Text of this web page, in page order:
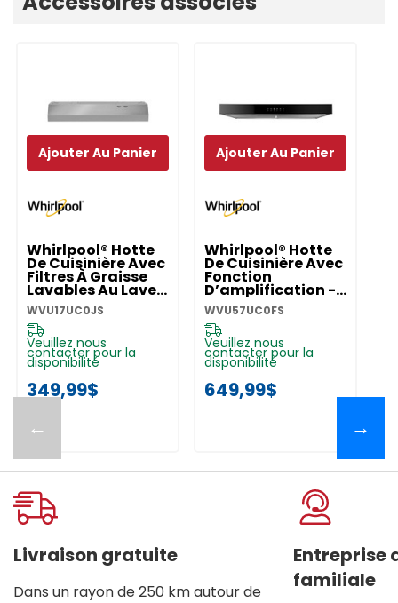
personnalisé
←
Whirlpool® Hotte
De Cuisinière Avec
Filtres À Graisse
Lavables Au Lave-
Vaisselle - 30 Po
WVU17UC0JS
WVU17UC0JS
Veuillez nous
contacter pour la
disponibilité
349,99$
Ajouter Au Panier
Whirlpool® Hotte
De Cuisinière Avec
Fonction
D’amplification -
30 Po
WVU57UC0FS
WVU57UC0FS
Veuillez nous
contacter pour la
disponibilité
649,99$
Ajouter Au Panier
→
Livraison gratuite
Dans un rayon de 250 km autour de
Entreprise
familiale